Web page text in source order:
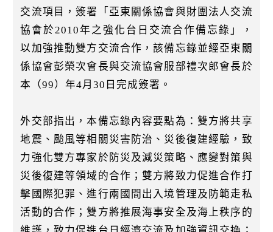
交流項目，簽署「亞東關係協會與財團法人交流
協會於2010年之強化台日交流合作備忘錄」，
以加強推動雙方交流合作，該備忘錄並經亞東關
係協會彭榮次會長與交流協會服部禮次郎會長於
本（99）年4月30日完成簽署。
外交部指出，本備忘錄內容要點為：雙方將共享
地震、颱風等相關災害防治、災後復建經驗，致
力強化雙方專家於防災及減災策略、應變對策與
災後復建等領域的合作；雙方將致力促進合作打
擊國際犯罪、進行兩國間出入境管理及防範走私
活動的合作；雙方將推展海事安全及海上秩序的